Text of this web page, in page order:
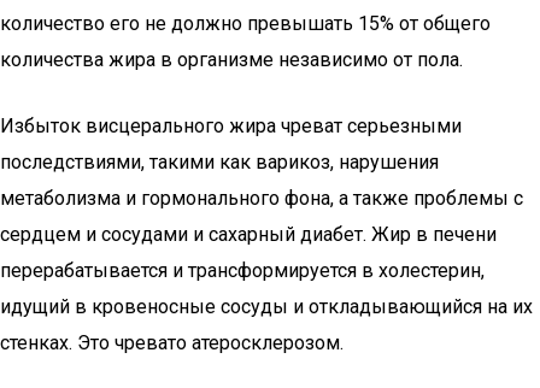
количество его не должно превышать 15% от общего
количества жира в организме независимо от пола.
Избыток висцерального жира чреват серьезными
последствиями, такими как варикоз, нарушения
метаболизма и гормонального фона, а также проблемы с
сердцем и сосудами и сахарный диабет. Жир в печени
перерабатывается и трансформируется в холестерин,
идущий в кровеносные сосуды и откладывающийся на их
стенках. Это чревато атеросклерозом.